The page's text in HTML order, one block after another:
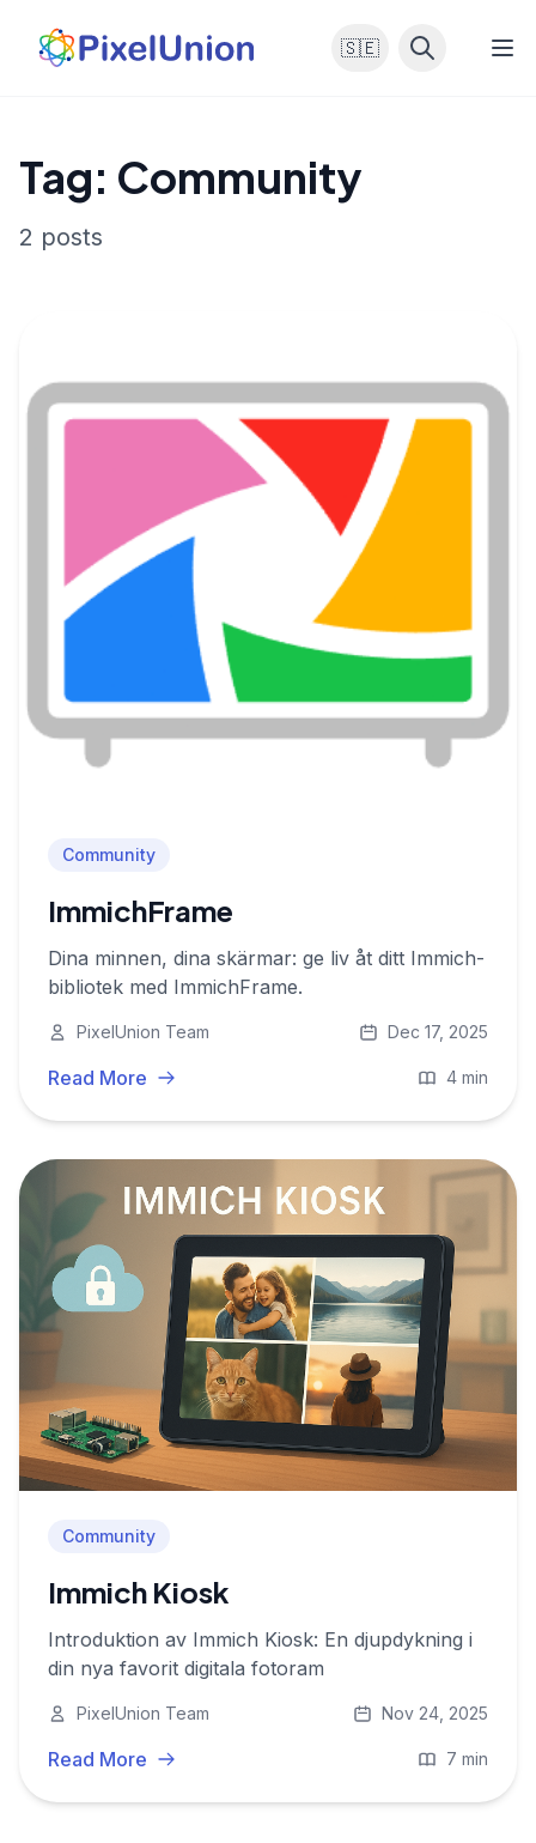
🇸🇪
Tag: Community
2 posts
Community
ImmichFrame
Dina minnen, dina skärmar: ge liv åt ditt Immich-
bibliotek med ImmichFrame.
PixelUnion Team Dec 17, 2025
Read More 4 min
Community
Immich Kiosk
Introduktion av Immich Kiosk: En djupdykning i
din nya favorit digitala fotoram
PixelUnion Team Nov 24, 2025
Read More 7 min